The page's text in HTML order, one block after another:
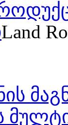
Land